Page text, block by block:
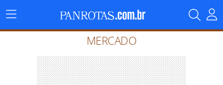
Menu
Principal
MERCADO